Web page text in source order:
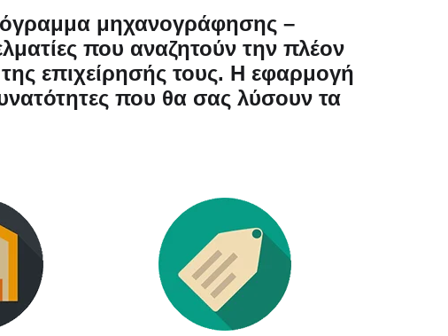
μηχανογράφησης –
που αναζητούν την πλέον
επιχείρησής τους. Η εφαρμογή
που θα σας λύσουν τα